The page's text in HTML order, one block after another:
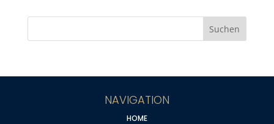
NAVIGATION
HOME